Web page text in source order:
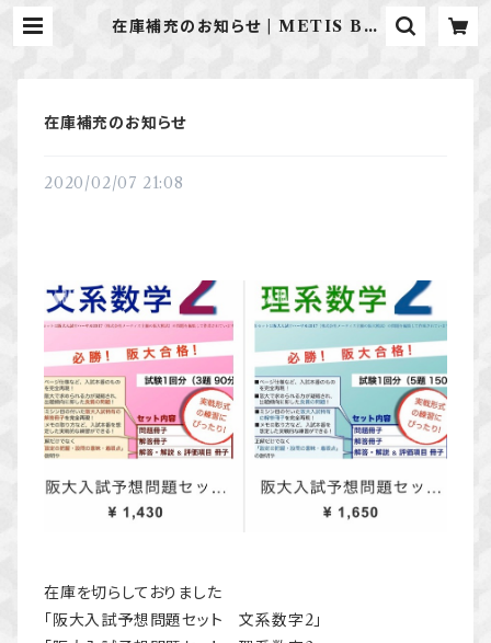
在庫補充のお知らせ | METIS BO
在庫補充のお知らせ
2020/02/07 21:08
在庫を切らしておりました
「阪大入試予想問題セット 文系数字2」